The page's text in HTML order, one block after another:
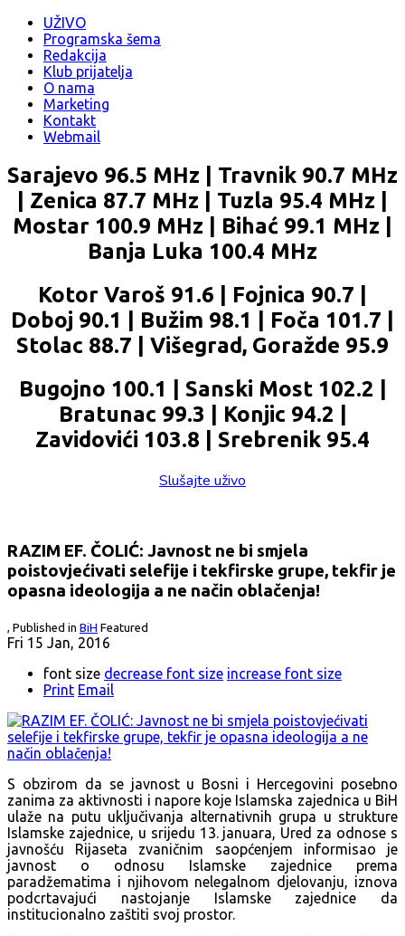
UŽIVO
Programska šema
Redakcija
Klub prijatelja
O nama
Marketing
Kontakt
Webmail
Sarajevo 96.5 MHz | Travnik 90.7 MHz
| Zenica 87.7 MHz | Tuzla 95.4 MHz |
Mostar 100.9 MHz | Bihać 99.1 MHz |
Banja Luka 100.4 MHz
Kotor Varoš 91.6 | Fojnica 90.7 |
Doboj 90.1 | Bužim 98.1 | Foča 101.7 |
Stolac 88.7 | Višegrad, Goražde 95.9
Bugojno 100.1 | Sanski Most 102.2 |
Bratunac 99.3 | Konjic 94.2 |
Zavidovići 103.8 | Srebrenik 95.4
Slušajte uživo
RAZIM EF. ČOLIĆ: Javnost ne bi smjela
poistovjećivati selefije i tekfirske grupe, tekfir je
opasna ideologija a ne način oblačenja!
, Published in BiH Featured
Fri 15 Jan, 2016
font size decrease font size increase font size
Print Email
S obzirom da se javnost u Bosni i Hercegovini posebno
zanima za aktivnosti i napore koje Islamska zajednica u BiH
ulaže na putu uključivanja alternativnih grupa u strukture
Islamske zajednice, u srijedu 13. januara, Ured za odnose s
javnošću Rijaseta zvaničnim saopćenjem informisao je
javnost o odnosu Islamske zajednice prema
paradžematima i njihovom nelegalnom djelovanju, iznova
podcrtavajući nastojanje Islamske zajednice da
institucionalno zaštiti svoj prostor.